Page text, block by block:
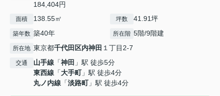
184,404円
面積 138.55㎡ 坪数 41.91坪
築年数 築40年 所在階 5階/9階建
所在地 東京都千代田区内神田 １丁目2-7
交通 山手線 「神田 」駅 徒歩5分
東西線 「大手町」駅 徒歩4分
丸ノ内線 「淡路町」駅 徒歩4分